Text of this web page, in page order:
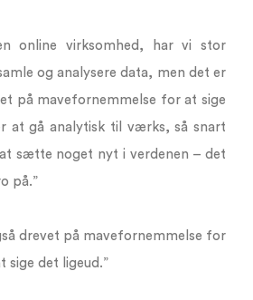
online virksomhed, har vi stor
og analysere data, men det er
på mavefornemmelse for at sige
at gå analytisk til værks, så snart
sætte noget nyt i verdenen – det
på.”
drevet på mavefornemmelse for
sige det ligeud.”